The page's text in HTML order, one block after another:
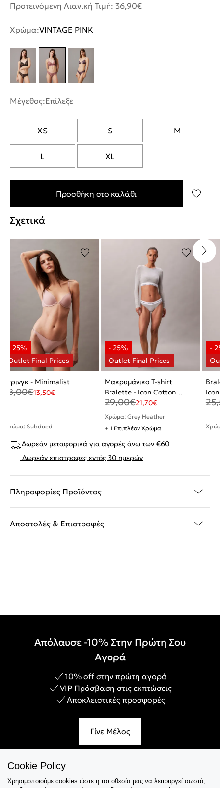
Προτεινόμενη Λιανική Τιμή: 36,90€
Χρώμα:VINTAGE PINK
Μέγεθος:Επίλεξε
XS S M
L XL
Προσθήκη στο καλάθι
Σχετικά
Στρινγκ - Minimalist
18,00€13,50€
Χρώμα: Subdued
Μακρυμάνικο T-shirt
Bralette - Icon Cotton
Modal
29,00€21,70€
Χρώμα: Grey Heather
+ 1 Επιπλέον Χρώμα
Δωρεάν μεταφορικά για αγορές άνω των €60
Δωρεάν επιστροφές εντός 30 ημερών
Πληροφορίες Προϊόντος
Αποστολές & Επιστροφές
Απόλαυσε -10% Στην Πρώτη Σου
Αγορά
10% off στην πρώτη αγορά
VIP Πρόσβαση στις εκπτώσεις
Αποκλειστικές προσφορές
Γίνε Μέλος
Εξυπηρέτηση
Cookie Policy
Χρησιμοποιούμε cookies ώστε η τοποθεσία μας να λειτουργεί σωστά,